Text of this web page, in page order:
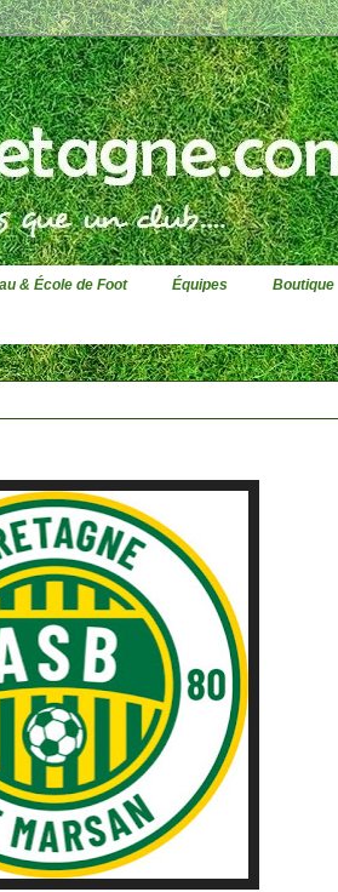
& École de Foot Équipes Boutique